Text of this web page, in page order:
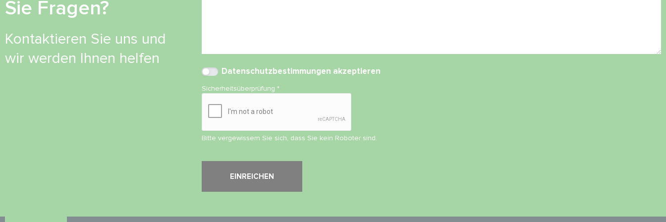
Sie Fragen?
Kontaktieren Sie uns und
wir werden Ihnen helfen
Datenschutzbestimmungen akzeptieren
Sicherheitsüberprüfung*
Bitte vergewissern Sie sich, dass Sie kein Roboter sind.